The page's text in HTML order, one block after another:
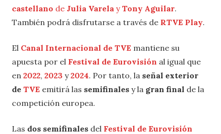
castellano de Julia Varela y Tony Aguilar.
También podrá disfrutarse a través de RTVE Play.
El Canal Internacional de TVE mantiene su
apuesta por el Festival de Eurovisión al igual que
en 2022, 2023 y2024. Por tanto, la señal exterior
de TVE emitirá las semifinales y la gran final de la
competición europea.
Las dos semifinales del Festival de Eurovisión